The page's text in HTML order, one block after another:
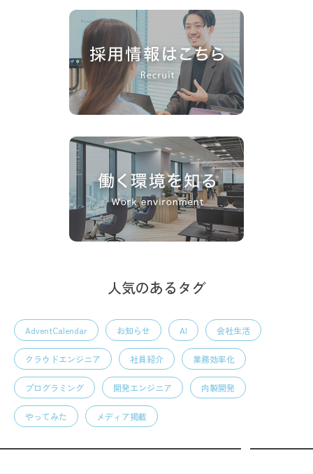
人気のあるタグ
AdventCalendar お知らせ AI 会社生活
クラウドエンジニア 社員紹介 業務効率化
プログラミング 開発エンジニア 内製開発
やってみた メディア掲載